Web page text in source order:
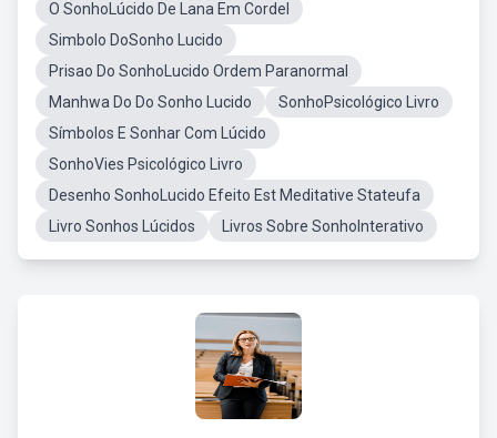
O SonhoLúcido De Lana Em Cordel
Simbolo DoSonho Lucido
Prisao Do SonhoLucido Ordem Paranormal
Manhwa Do Do Sonho Lucido
SonhoPsicológico Livro
Símbolos E Sonhar Com Lúcido
SonhoVies Psicológico Livro
Desenho SonhoLucido Efeito Est Meditative Stateufa
Livro Sonhos Lúcidos
Livros Sobre SonhoInterativo